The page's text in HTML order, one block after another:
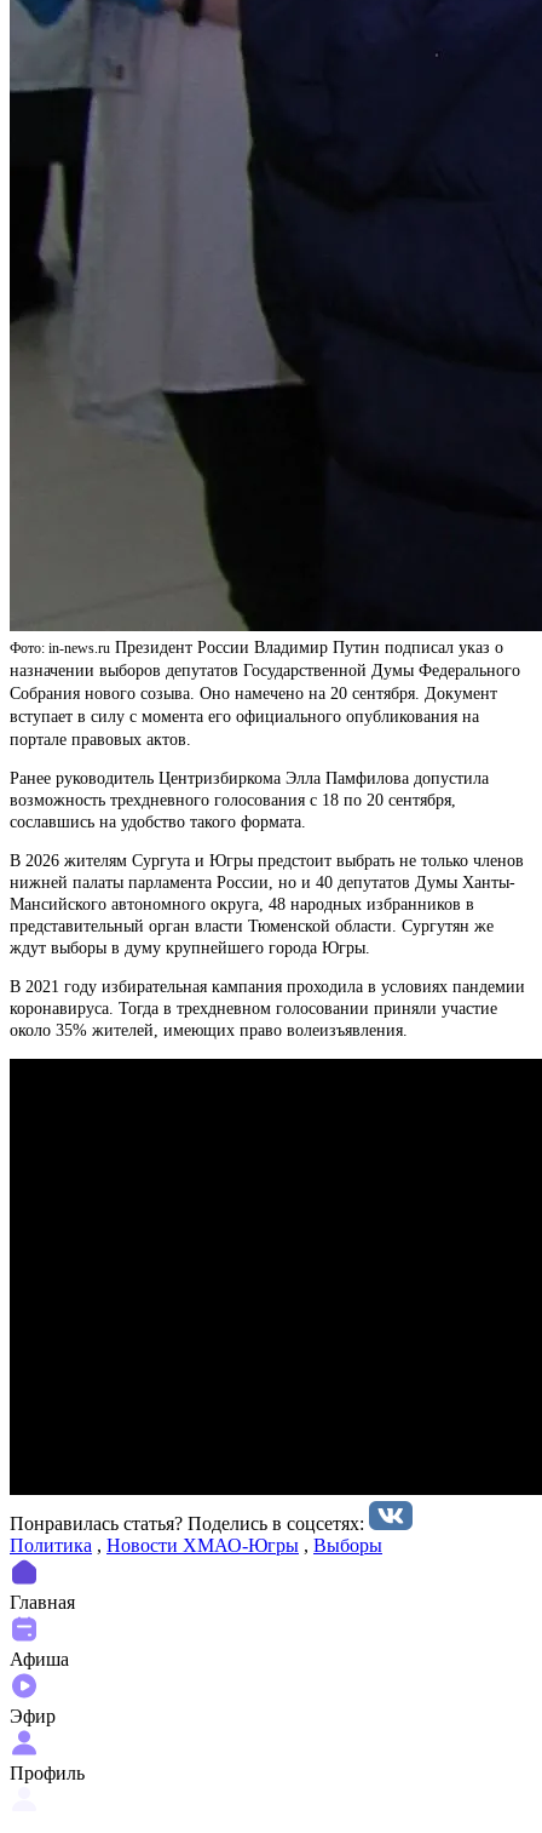
Фото: in-news.ru Президент России Владимир Путин подписал указ о
назначении выборов депутатов Государственной Думы Федерального
Собрания нового созыва. Оно намечено на 20 сентября. Документ
вступает в силу с момента его официального опубликования на
портале правовых актов.
Ранее руководитель Центризбиркома Элла Памфилова допустила
возможность трехдневного голосования с 18 по 20 сентября,
сославшись на удобство такого формата.
В 2026 жителям Сургута и Югры предстоит выбрать не только членов
нижней палаты парламента России, но и 40 депутатов Думы Ханты-
Мансийского автономного округа, 48 народных избранников в
представительный орган власти Тюменской области. Сургутян же
ждут выборы в думу крупнейшего города Югры.
В 2021 году избирательная кампания проходила в условиях пандемии
коронавируса. Тогда в трехдневном голосовании приняли участие
около 35% жителей, имеющих право волеизъявления.
Понравилась статья? Поделиcь в соцсетях:
Политика , Новости ХМАО-Югры , Выборы
Главная
Афиша
Эфир
Профиль